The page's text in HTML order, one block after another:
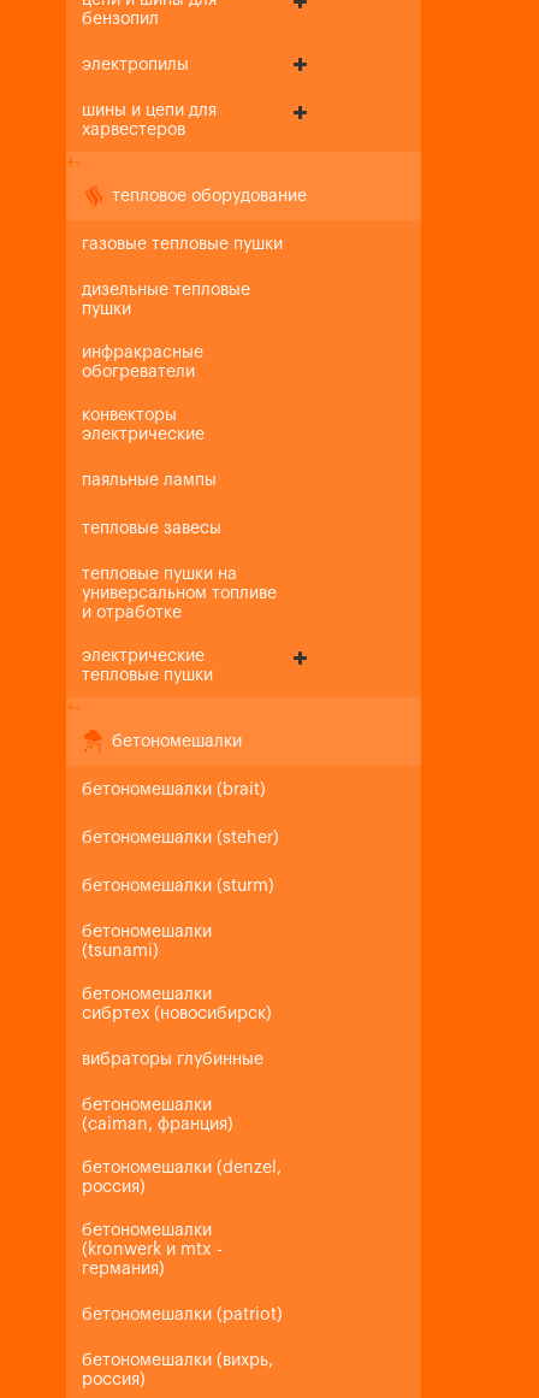
бензопил
электропилы
шины и цепи для
харвестеров
+-
тепловое оборудование
газовые тепловые пушки
дизельные тепловые
пушки
инфракрасные
обогреватели
конвекторы
электрические
паяльные лампы
тепловые завесы
тепловые пушки на
универсальном топливе
и отработке
электрические
тепловые пушки
+-
бетономешалки
бетономешалки (brait)
бетономешалки (steher)
бетономешалки (sturm)
бетономешалки
(tsunami)
бетономешалки
сибртех (новосибирск)
вибраторы глубинные
бетономешалки
(caiman, франция)
бетономешалки (denzel,
россия)
бетономешалки
(kronwerk и mtx -
германия)
бетономешалки (patriot)
бетономешалки (вихрь,
россия)